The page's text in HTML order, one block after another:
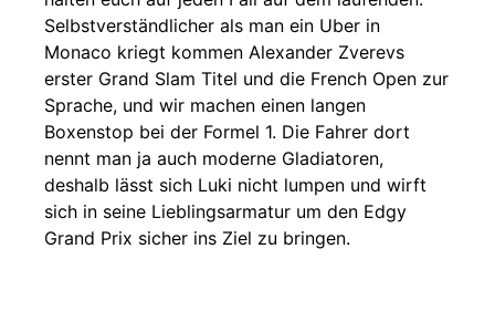
Selbstverständlicher als man ein Uber in
Monaco kriegt kommen Alexander Zverevs
erster Grand Slam Titel und die French Open zur
Sprache, und wir machen einen langen
Boxenstop bei der Formel 1. Die Fahrer dort
nennt man ja auch moderne Gladiatoren,
deshalb lässt sich Luki nicht lumpen und wirft
sich in seine Lieblingsarmatur um den Edgy
Grand Prix sicher ins Ziel zu bringen.